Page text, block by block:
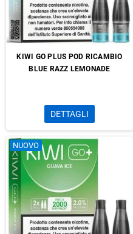
KIWI GO PLUS POD RICAMBIO
BLUE RAZZ LEMONADE
DETTAGLI
NUOVO